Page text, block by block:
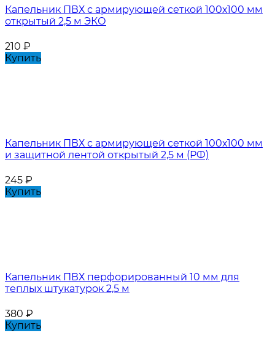
Капельник ПВХ с армирующей сеткой 100х100 мм
открытый 2,5 м ЭКО
210 ₽
Купить
Капельник ПВХ с армирующей сеткой 100х100 мм
и защитной лентой открытый 2,5 м (РФ)
245 ₽
Купить
Капельник ПВХ перфорированный 10 мм для
теплых штукатурок 2,5 м
380 ₽
Купить